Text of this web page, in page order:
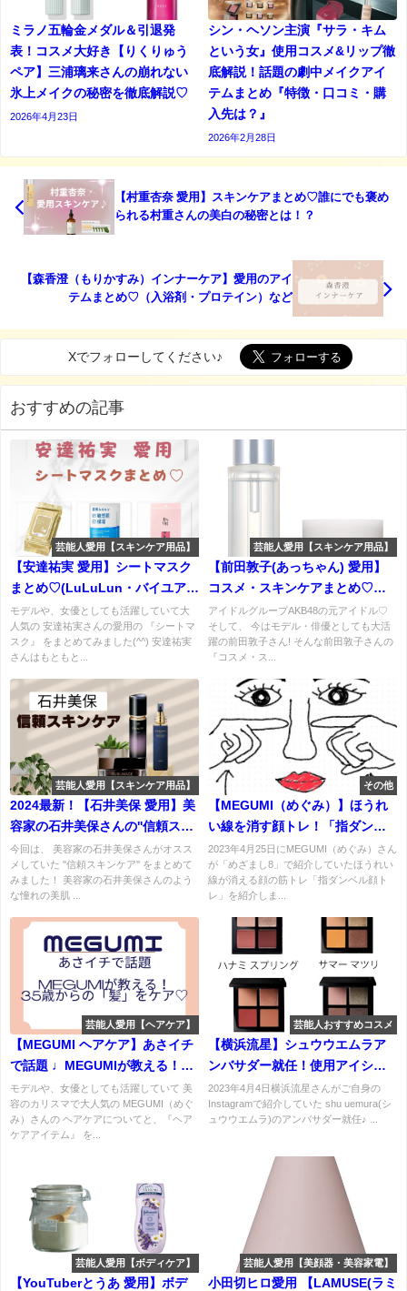
ミラノ五輪金メダル＆引退発
表！コスメ大好き【りくりゅう
ペア】三浦璃来さんの崩れない
氷上メイクの秘密を徹底解説♡
2026年4月23日
シン・ヘソン主演『サラ・キム
という女』使用コスメ&リップ徹
底解説！話題の劇中メイクアイ
テムまとめ『特徴・口コミ・購
入先は？』
2026年2月28日
【村重杏奈 愛用】スキンケアまとめ♡誰にでも褒め
られる村重さんの美白の秘密とは！？
【森香澄（もりかすみ）インナーケア】愛用のアイ
テムまとめ♡（入浴剤・プロテイン）など
Xでフォローしてください♪
おすすめの記事
芸能人愛用【スキンケア用品】
【安達祐実 愛用】シートマスク
まとめ♡(LuLuLun・バイユア・
COSME DECORTE)など
モデルや、女優としても活躍していて大
人気の 安達祐実さんの愛用の 『シートマ
スク』 をまとめてみました(^^) 安達祐実
さんはもともと...
芸能人愛用【スキンケア用品】
【前田敦子(あっちゃん) 愛用】
コスメ・スキンケアまとめ♡あ
っちゃんのお気に入りコスメと
は！？
アイドルグループAKB48の元アイドル♡
そして、 今はモデル・俳優としても大活
躍の前田敦子さん! そんな前田敦子さんの
『コスメ・ス...
芸能人愛用【スキンケア用品】
2024最新！【石井美保 愛用】美
容家の石井美保さんの''信頼スキ
ンケア''まとめ♡ (スクラブ・化
粧水)など
今回は、 美容家の石井美保さんがオスス
メしていた ''信頼スキンケア'' をまとめて
みました！ 美容家の石井美保さんのよう
な憧れの美肌 ...
その他
【MEGUMI（めぐみ）】ほうれ
い線を消す顔トレ！「指ダンベ
ル顔トレ」とは？めざまし8で紹
介♪
2023年4月25日にMEGUMI（めぐみ）さん
が「めざまし8」で紹介していたほうれい
線が消える顔の筋トレ「指ダンベル顔ト
レ」を紹介しま...
芸能人愛用【ヘアケア】
【MEGUMI ヘアケア】あさイチ
で話題 ♩MEGUMIが教える！35
歳からの「髪」をケア♡
モデルや、女優としても活躍していて 美
容のカリスマで大人気の MEGUMI（めぐ
み）さんの ヘアケアについてと、『ヘア
ケアアイテム』 を...
芸能人おすすめコスメ
【横浜流星】シュウウエムラア
ンバサダー就任！使用アイシャ
ドウ・クロマティックスクワッ
ドのカラーは？
2023年4月4日横浜流星さんがご自身の
Instagramで紹介していた shu uemura(シ
ュウウエムラ)のアンバサダー就任♪ ...
芸能人愛用【ボディケア】
【YouTuberとうあ 愛用】ボデ
芸能人愛用【美顔器・美容家電】
小田切ヒロ愛用 【LAMUSE(ラミ